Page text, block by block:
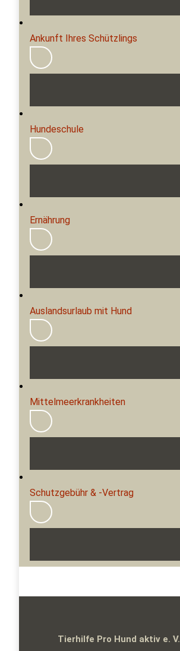
Ankunft Ihres Schützlings
Hundeschule
Ernährung
Auslandsurlaub mit Hund
Mittelmeerkrankheiten
Schutzgebühr & -Vertrag
Tierhilfe Pro Hund aktiv e. V.